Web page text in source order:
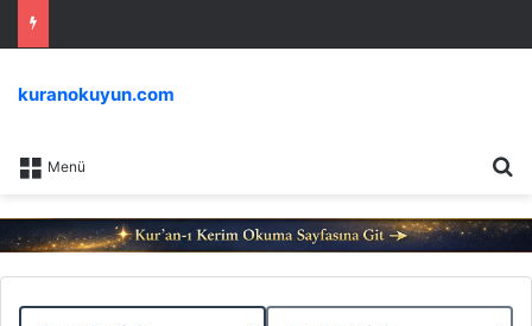
Menü
kuranokuyun.com